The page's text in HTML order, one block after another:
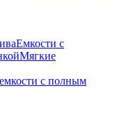
Емкости с
Мягкие
с полным